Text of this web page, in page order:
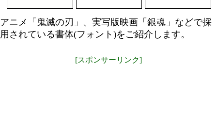
アニメ「鬼滅の刃」、実写版映画「銀魂」などで採
用されている書体(フォント)をご紹介します。
[スポンサーリンク]